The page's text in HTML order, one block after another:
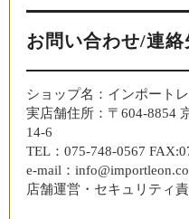
お問い合わせ/連絡
ショップ名：インポート
実店舗住所：〒604-8854
14-6
TEL：075-748-0567
e-mail：
店舗運営・セキュリティ